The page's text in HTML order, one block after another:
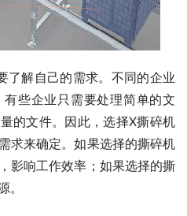
了解自己的需求。不同的企业
些企业只需要处理简单的文
的文件。因此，选择X撕碎机
求来确定。如果选择的撕碎机
影响工作效率；如果选择的撕
。